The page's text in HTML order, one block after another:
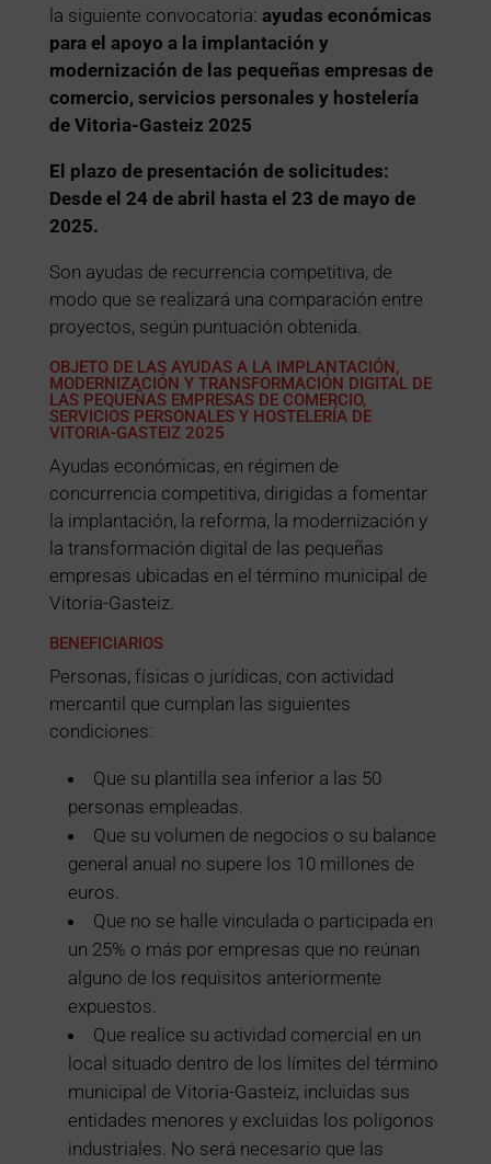
la siguiente convocatoria: ayudas económicas
para el apoyo a la implantación y
modernización de las pequeñas empresas de
comercio, servicios personales y hostelería
de Vitoria-Gasteiz 2025
El plazo de presentación de solicitudes:
Desde el 24 de abril hasta el 23 de mayo de
2025.
Son ayudas de recurrencia competitiva, de
modo que se realizará una comparación entre
proyectos, según puntuación obtenida.
OBJETO DE LAS AYUDAS A LA IMPLANTACIÓN,
MODERNIZACIÓN Y TRANSFORMACIÓN DIGITAL DE
LAS PEQUEÑAS EMPRESAS DE COMERCIO,
SERVICIOS PERSONALES Y HOSTELERÍA DE
VITORIA-GASTEIZ 2025
Ayudas económicas, en régimen de
concurrencia competitiva, dirigidas a fomentar
la implantación, la reforma, la modernización y
la transformación digital de las pequeñas
empresas ubicadas en el término municipal de
Vitoria-Gasteiz.
BENEFICIARIOS
Personas, físicas o jurídicas, con actividad
mercantil que cumplan las siguientes
condiciones:
Que su plantilla sea inferior a las 50
personas empleadas.
Que su volumen de negocios o su balance
general anual no supere los 10 millones de
euros.
Que no se halle vinculada o participada en
un 25% o más por empresas que no reúnan
alguno de los requisitos anteriormente
expuestos.
Que realice su actividad comercial en un
local situado dentro de los límites del término
municipal de Vitoria-Gasteiz, incluidas sus
entidades menores y excluidas los polígonos
industriales. No será necesario que las